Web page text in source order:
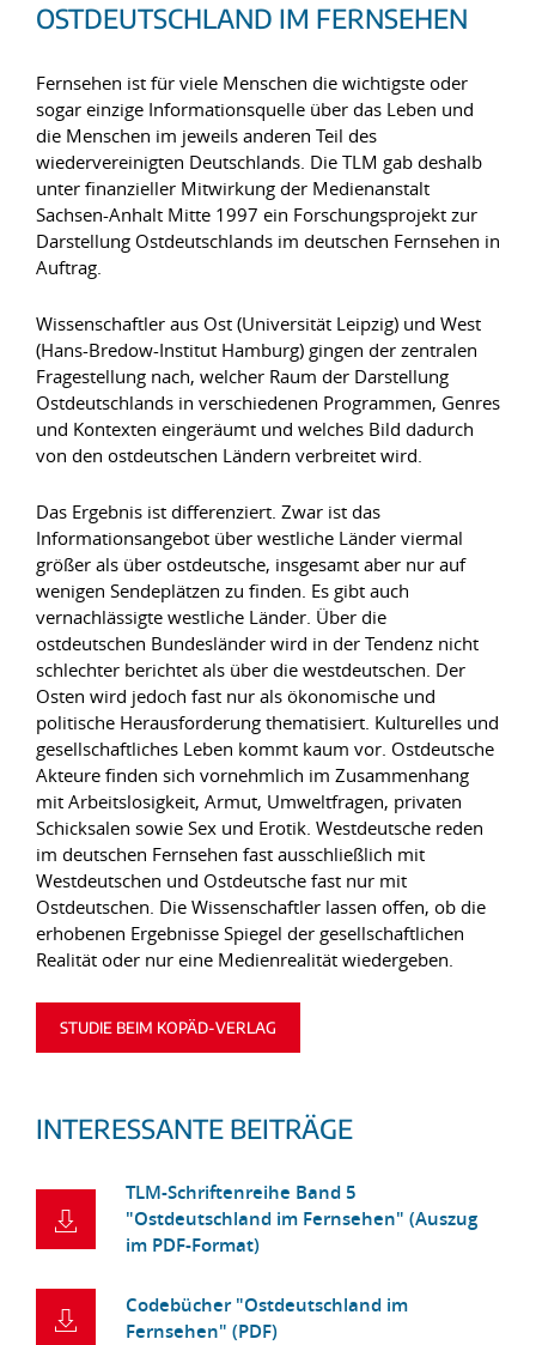
OSTDEUTSCHLAND IM FERNSEHEN
Fernsehen ist für viele Menschen die wichtigste oder
sogar einzige Informationsquelle über das Leben und
die Menschen im jeweils anderen Teil des
wiedervereinigten Deutschlands. Die TLM gab deshalb
unter finanzieller Mitwirkung der Medienanstalt
Sachsen-Anhalt Mitte 1997 ein Forschungsprojekt zur
Darstellung Ostdeutschlands im deutschen Fernsehen in
Auftrag.
Wissenschaftler aus Ost (Universität Leipzig) und West
(Hans-Bredow-Institut Hamburg) gingen der zentralen
Fragestellung nach, welcher Raum der Darstellung
Ostdeutschlands in verschiedenen Programmen, Genres
und Kontexten eingeräumt und welches Bild dadurch
von den ostdeutschen Ländern verbreitet wird.
Das Ergebnis ist differenziert. Zwar ist das
Informationsangebot über westliche Länder viermal
größer als über ostdeutsche, insgesamt aber nur auf
wenigen Sendeplätzen zu finden. Es gibt auch
vernachlässigte westliche Länder. Über die
ostdeutschen Bundesländer wird in der Tendenz nicht
schlechter berichtet als über die westdeutschen. Der
Osten wird jedoch fast nur als ökonomische und
politische Herausforderung thematisiert. Kulturelles und
gesellschaftliches Leben kommt kaum vor. Ostdeutsche
Akteure finden sich vornehmlich im Zusammenhang
mit Arbeitslosigkeit, Armut, Umweltfragen, privaten
Schicksalen sowie Sex und Erotik. Westdeutsche reden
im deutschen Fernsehen fast ausschließlich mit
Westdeutschen und Ostdeutsche fast nur mit
Ostdeutschen. Die Wissenschaftler lassen offen, ob die
erhobenen Ergebnisse Spiegel der gesellschaftlichen
Realität oder nur eine Medienrealität wiedergeben.
STUDIE BEIM KOPÄD-VERLAG
INTERESSANTE BEITRÄGE
TLM-Schriftenreihe Band 5
"Ostdeutschland im Fernsehen" (Auszug
im PDF-Format)
Codebücher "Ostdeutschland im
Fernsehen" (PDF)